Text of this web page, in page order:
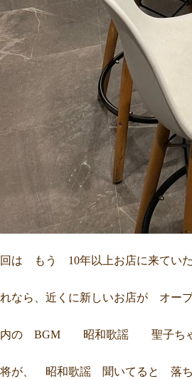
は もう 10年以上お店に来て
なら、近くに新しいお店が
の BGM 昭和歌謡 聖子ちゃ
が、 昭和歌謡 聞いてると 落